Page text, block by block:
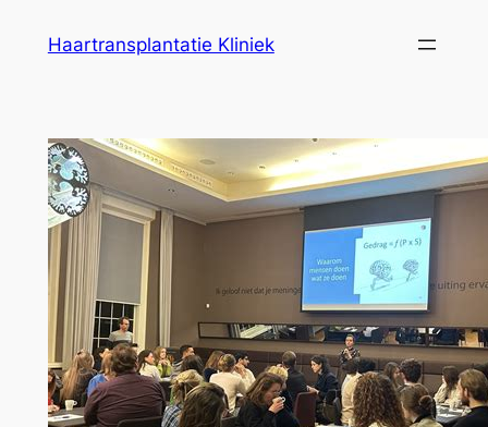
Haartransplantatie Kliniek